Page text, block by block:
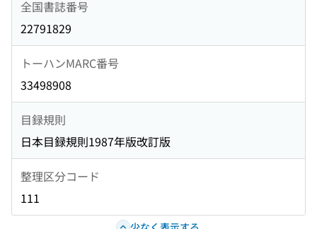
全国書誌番号
22791829
トーハンMARC番号
33498908
目録規則
日本目録規則1987年版改訂版
整理区分コード
111